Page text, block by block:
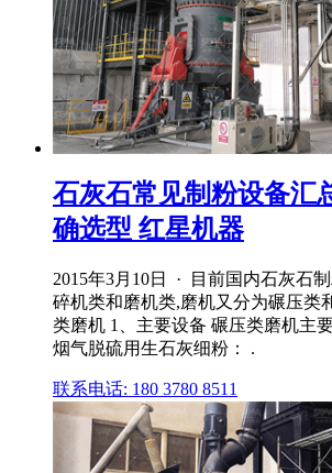
石灰石常见制粉设备汇
确选型 红星机器
2015年3月10日 · 目前国内石灰石
碎机类和磨机类,磨机又分为碾压类
类磨机 1、主要设备 碾压类磨机主
烟气脱硫用生石灰细粉： .
联系电话: 180 3780 8511